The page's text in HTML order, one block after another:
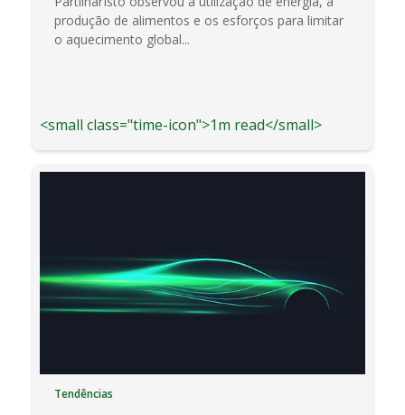
produção de alimentos e os esforços para limitar
o aquecimento global...
<small class="time-icon">1m read</small>
Tendências